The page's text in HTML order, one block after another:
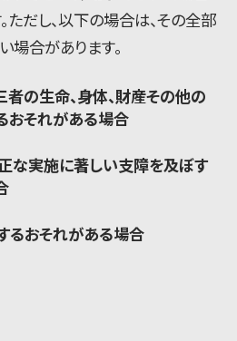
ただし、以下の場合は、その全部
場合があります。
の生命、身体、財産その他の
おそれがある場合
な実施に著しい支障を及ぼす
るおそれがある場合